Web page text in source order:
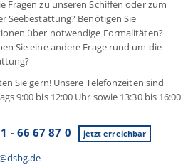
Fragen zu unseren Schiffen oder zum
Seebestattung? Benötigen Sie
über notwendige Formalitäten?
Sie eine andere Frage rund um die
Sie gern! Unsere Telefonzeiten sind
9:00 bis 12:00 Uhr sowie 13:30 bis 16:00
- 66 67 87 0 jetzt erreichbar